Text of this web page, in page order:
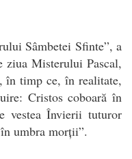
Sâmbetei Sfinte”, a
ziua Misterului Pascal,
în timp ce, în realitate,
Cristos coboară în
vestea Învierii tuturor
umbra morții”.